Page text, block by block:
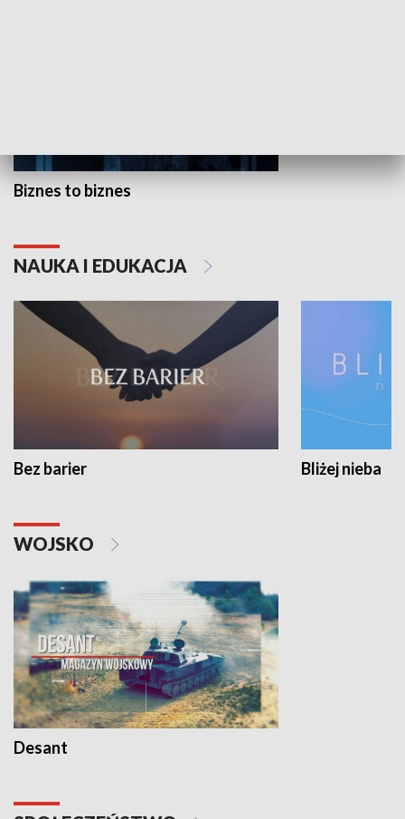
Biznes to biznes
NAUKA I EDUKACJA
Bez barier Bliżej nieba
WOJSKO
Desant